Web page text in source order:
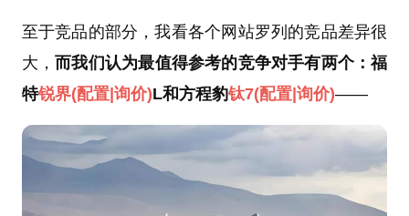
至于竞品的部分，我看各个网站罗列的竞品差异很
大，而我们认为最值得参考的竞争对手有两个：福
特锐界(配置|询价)L和方程豹钛7(配置|询价)——